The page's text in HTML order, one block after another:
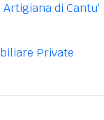
Artigiana di Cantu'
Private